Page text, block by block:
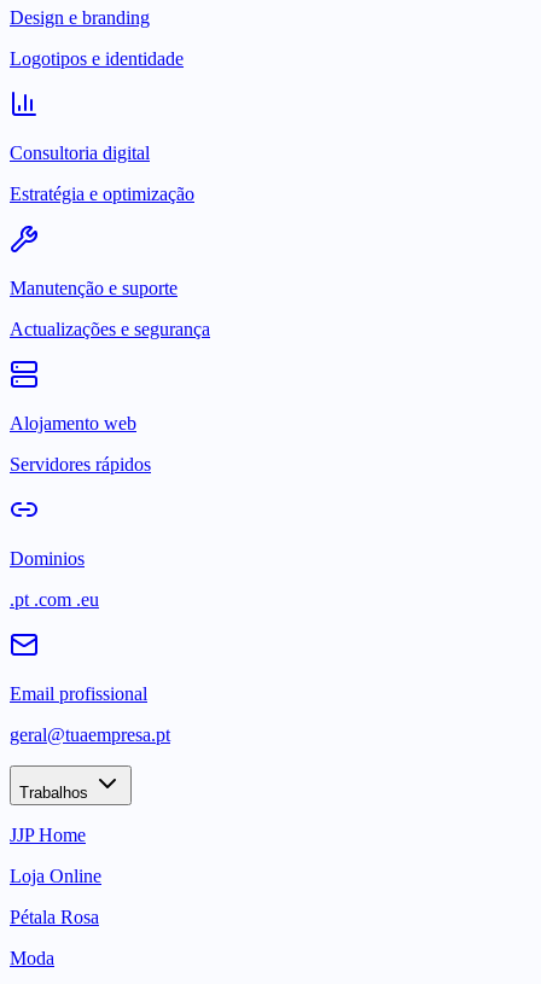
Design e branding
Logotipos e identidade
Consultoria digital
Estratégia e optimização
Manutenção e suporte
Actualizações e segurança
Alojamento web
Servidores rápidos
Dominios
.pt .com .eu
Email profissional
geral@tuaempresa.pt
Trabalhos
JJP Home
Loja Online
Pétala Rosa
Moda